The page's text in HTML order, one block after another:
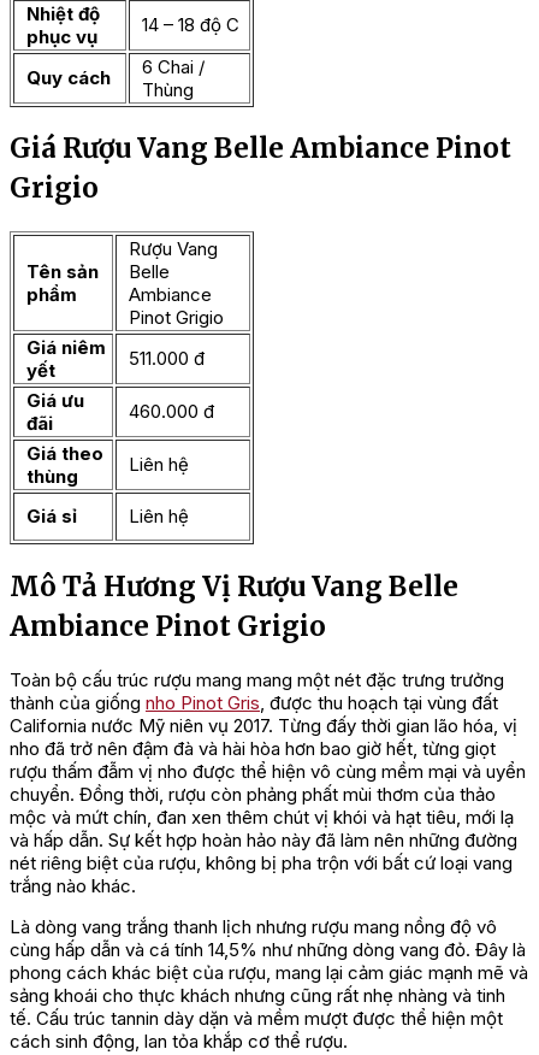
Nhiệt độ
phục vụ
14 – 18 độ C
Quy cách
6 Chai /
Thùng
Giá Rượu Vang Belle Ambiance Pinot
Grigio
Tên sản
phẩm
Rượu Vang
Belle
Ambiance
Pinot Grigio
Giá niêm
yết
511.000 đ
Giá ưu
đãi
460.000 đ
Giá theo
thùng
Liên hệ
Giá sỉ Liên hệ
Mô Tả Hương Vị Rượu Vang Belle
Ambiance Pinot Grigio
Toàn bộ cấu trúc rượu mang mang một nét đặc trưng trưởng
thành của giống nho Pinot Gris, được thu hoạch tại vùng đất
California nước Mỹ niên vụ 2017. Từng đấy thời gian lão hóa, vị
nho đã trở nên đậm đà và hài hòa hơn bao giờ hết, từng giọt
rượu thấm đẫm vị nho được thể hiện vô cùng mềm mại và uyển
chuyển. Đồng thời, rượu còn phảng phất mùi thơm của thảo
mộc và mứt chín, đan xen thêm chút vị khói và hạt tiêu, mới lạ
và hấp dẫn. Sự kết hợp hoàn hảo này đã làm nên những đường
nét riêng biệt của rượu, không bị pha trộn với bất cứ loại vang
trắng nào khác.
Là dòng vang trắng thanh lịch nhưng rượu mang nồng độ vô
cùng hấp dẫn và cá tính 14,5% như những dòng vang đỏ. Đây là
phong cách khác biệt của rượu, mang lại cảm giác mạnh mẽ và
sảng khoái cho thực khách nhưng cũng rất nhẹ nhàng và tinh
tế. Cấu trúc tannin dày dặn và mềm mượt được thể hiện một
cách sinh động, lan tỏa khắp cơ thể rượu.